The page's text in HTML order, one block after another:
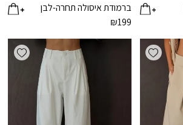
ברמודת איסולה תחרה-לבן
₪199
Add wishlist